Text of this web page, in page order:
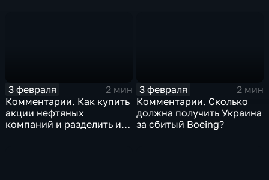
3 февраля
2 мин
Комментарии. Как купить
акции нефтяных
компаний и разделить их
3 февраля
2 мин
Комментарии. Сколько
должна получить Украина
за сбитый Boeing?